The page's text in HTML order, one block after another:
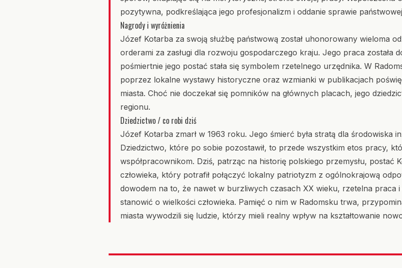
pozytywna, podkreślająca jego profesjonalizm i oddanie sprawie
Nagrody i wyróżnienia
Józef Kotarba za swoją służbę państwową został uhonorowany wieloma
orderami za zasługi dla rozwoju gospodarczego kraju. Jego praca została
pośmiertnie jego postać stała się symbolem rzetelnego urzędnika. W
poprzez lokalne wystawy historyczne oraz wzmianki w publikacjach
miasta. Choć nie doczekał się pomników na głównych placach, jego
regionu.
Dziedzictwo / co robi dziś
Józef Kotarba zmarł w 1963 roku. Jego śmierć była stratą dla środowiska
Dziedzictwo, które po sobie pozostawił, to przede wszystkim etos pracy,
współpracownikom. Dziś, patrząc na historię polskiego przemysłu, postać
człowieka, który potrafił połączyć lokalny patriotyzm z ogólnokrajową
dowodem na to, że nawet w burzliwych czasach XX wieku, rzetelna praca
stanowić o wielkości człowieka. Pamięć o nim w Radomsku trwa,
miasta wywodzili się ludzie, którzy mieli realny wpływ na kształtowanie